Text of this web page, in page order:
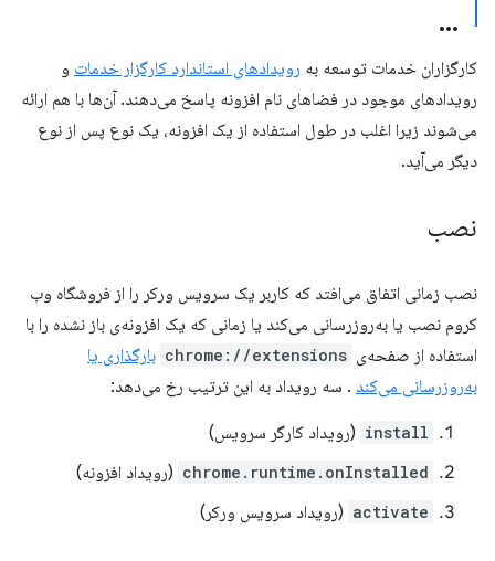
کارگزاران خدمات توسعه به رویدادهای استاندارد کارگزار خدمات و
رویدادهای موجود در فضاهای نام افزونه پاسخ می‌دهند. آن‌ها با هم ارائه
می‌شوند زیرا اغلب در طول استفاده از یک افزونه، یک نوع پس از نوع
دیگر می‌آید.
نصب
نصب زمانی اتفاق می‌افتد که کاربر یک سرویس ورکر را از فروشگاه وب
کروم نصب یا به‌روزرسانی می‌کند یا زمانی که یک افزونه‌ی باز نشده را با
استفاده از صفحه‌ی chrome://extensions بارگذاری یا
به‌روزرسانی می‌کند . سه رویداد به این ترتیب رخ می‌دهد:
install (رویداد کارگر سرویس)
chrome.runtime.onInstalled (رویداد افزونه)
activate (رویداد سرویس ورکر)